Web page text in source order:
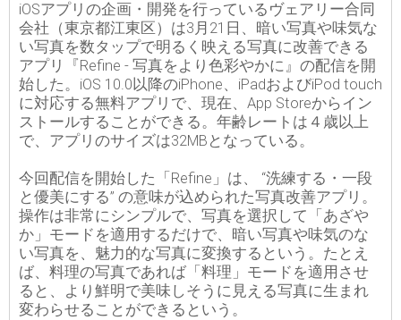
iOSアプリの企画・開発を行っているヴェアリー合同
会社（東京都江東区）は3月21日、暗い写真や味気な
い写真を数タップで明るく映える写真に改善できる
アプリ『Refine - 写真をより色彩やかに』の配信を開
始した。iOS 10.0以降のiPhone、iPadおよびiPod touch
に対応する無料アプリで、現在、App Storeからイン
ストールすることができる。年齢レートは４歳以上
で、アプリのサイズは32MBとなっている。
今回配信を開始した「Refine」は、 “洗練する・一段
と優美にする” の意味が込められた写真改善アプリ。
操作は非常にシンプルで、写真を選択して「あざや
か」モードを適用するだけで、暗い写真や味気のな
い写真を、魅力的な写真に変換するという。たとえ
ば、料理の写真であれば「料理」モードを適用させ
ると、より鮮明で美味しそうに見える写真に生まれ
変わらせることができるという。